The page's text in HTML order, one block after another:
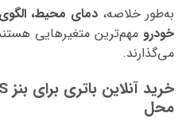
به‌طور خلاصه، دمای محیط،
خودرومهم‌ترین متغیرهایی
می‌گذارند.
محل